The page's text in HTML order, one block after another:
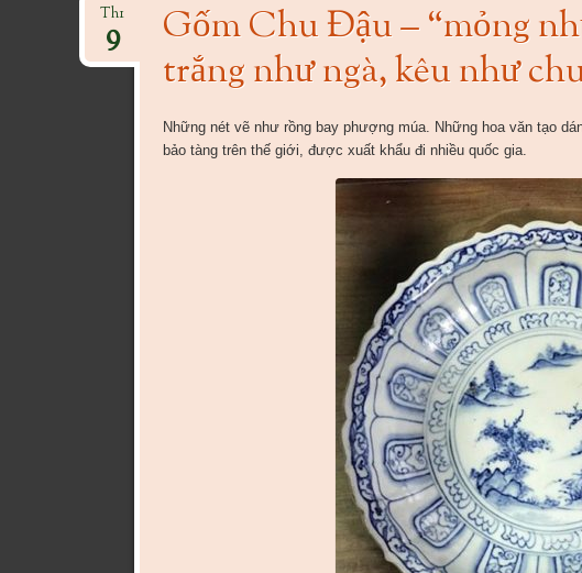
Gốm Chu Đậu – “mỏng
trắng như ngà, kêu như
Th1
9
Những nét vẽ như rồng bay phượng múa. Những hoa văn tạo
bảo tàng trên thế giới, được xuất khẩu đi nhiều quốc gia.